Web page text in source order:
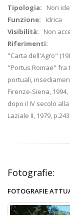
Tipologia: Non
Funzione: Idrica
Visibilità: Non
Riferimenti:
"Carta dell'Agro"
"Portus Romae" fra
portuali,
Firenze-Siena,
dopo il IV secolo
Laziale II, 1979,
Fotografie:
FOTOGRAFIE